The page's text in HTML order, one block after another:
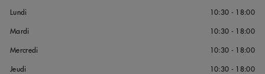
Lundi 10:30 - 18:00
Mardi 10:30 - 18:00
Mercredi 10:30 - 18:00
Jeudi 10:30 - 18:00